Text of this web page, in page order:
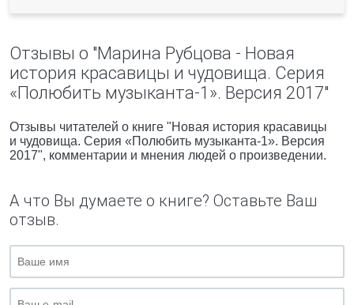
Отзывы о "Марина Рубцова - Новая
история красавицы и чудовища. Серия
«Полюбить музыканта-1». Версия 2017"
Отзывы читателей о книге "Новая история красавицы
и чудовища. Серия «Полюбить музыканта-1». Версия
2017", комментарии и мнения людей о произведении.
А что Вы думаете о книге? Оставьте Ваш
отзыв.